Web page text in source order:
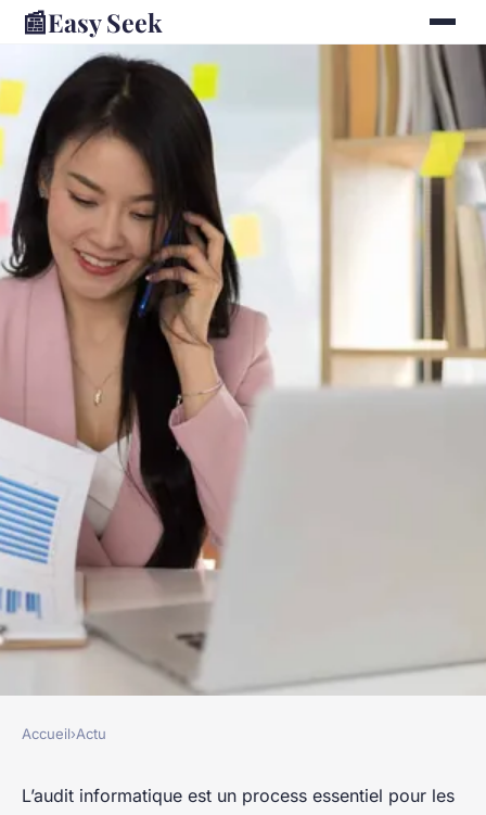
📰Easy Seek
Audit informatique pour les
Accueil›Actu
L’audit informatique est un process essentiel pour les